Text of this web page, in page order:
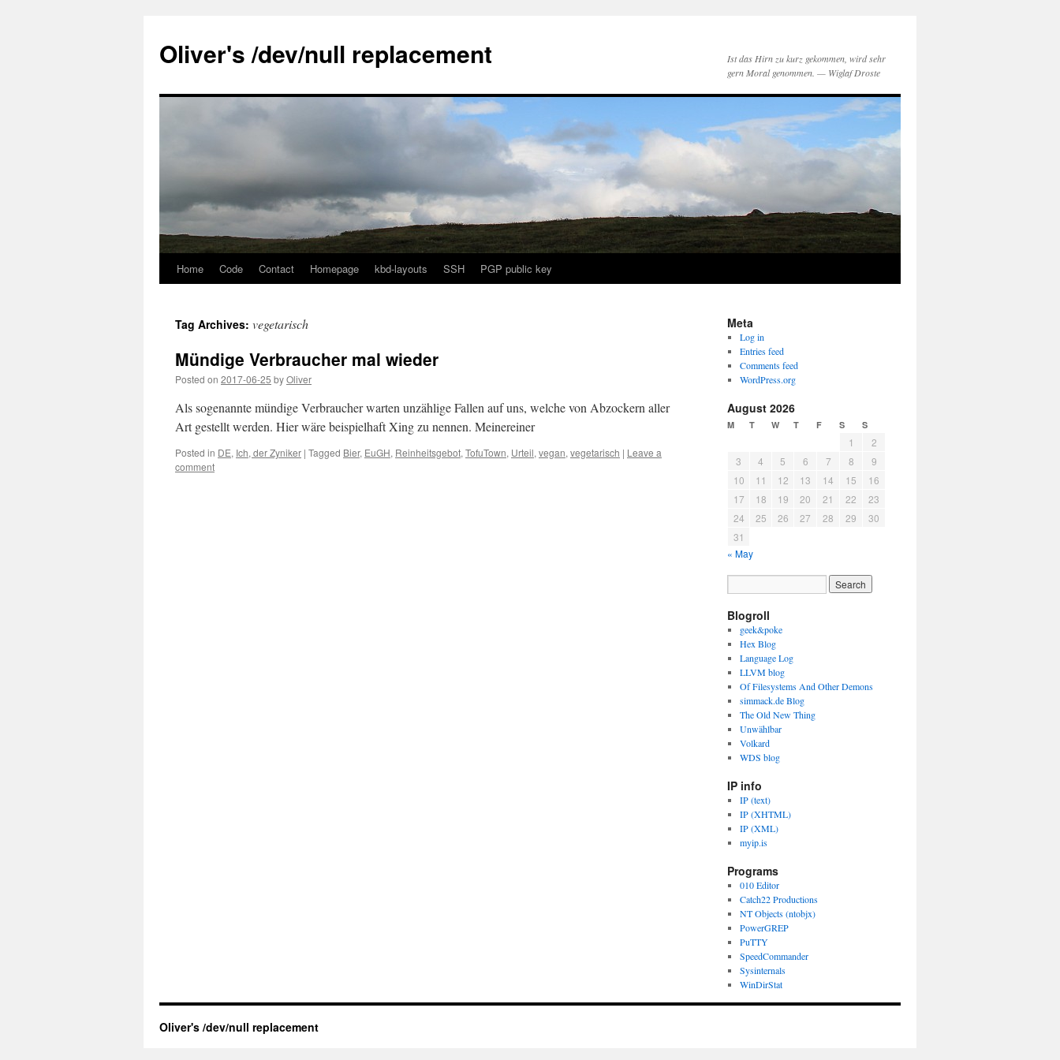
content
Oliver's /dev/null replacement
Ist das Hirn zu kurz gekommen, wird sehr
gern Moral genommen. — Wiglaf Droste
Home Code Contact Homepage kbd-layouts SSH PGP public key
Tag Archives: vegetarisch
Mündige Verbraucher mal wieder
Posted on 2017-06-25 byOliver
Als sogenannte mündige Verbraucher warten unzählige Fallen auf uns, welche von Abzockern aller
Art gestellt werden. Hier wäre beispielhaft Xing zu nennen. Meinereiner
Posted in DE, Ich, der Zyniker | Tagged Bier, EuGH, Reinheitsgebot, TofuTown, Urteil, vegan, vegetarisch | Leave a
comment
Meta
Log in
Entries feed
Comments feed
WordPress.org
August 2026
M T W T F S S
1
2
3
4 5 6 7 8
9
10
11 12 13 14 15
16
17
18 19 20 21 22
23
24
25 26 27 28 29
30
31
« May
Blogroll
geek&poke
Hex Blog
Language Log
LLVM blog
Of Filesystems And Other Demons
simmack.de Blog
The Old New Thing
Unwählbar
Volkard
WDS blog
IP info
IP (text)
IP (XHTML)
IP (XML)
myip.is
Programs
010 Editor
Catch22 Productions
NT Objects (ntobjx)
PowerGREP
PuTTY
SpeedCommander
Sysinternals
WinDirStat
Oliver's /dev/null replacement